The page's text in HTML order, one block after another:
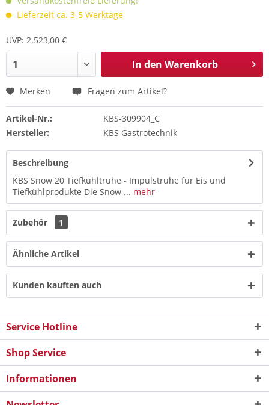
Lieferzeit ca. 3-5 Werktage
UVP: 2.523,00 €
In den Warenkorb
Merken Fragen zum Artikel?
Artikel-Nr.:
KBS-309904_C
Hersteller:
KBS Gastrotechnik
Beschreibung
KBS Snow 20 Tiefkühltruhe - Impulstruhe für Eis und
Tiefkühlprodukte Die Snow ... mehr
Zubehör 1
Ähnliche Artikel
Kunden kauften auch
Service Hotline
Shop Service
Informationen